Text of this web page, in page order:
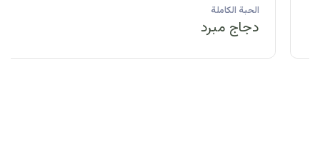
الحبة الكاملة
دجاج مبرد